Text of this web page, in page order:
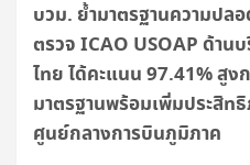
บวม. ย้ำมาตรฐานความปล
ตรวจ ICAO USOAP ด้าน
ไทย ได้คะแนน 97.41% สูง
มาตรฐานพร้อมเพิ่มประสิท
ศูนย์กลางการบินภูมิภาค